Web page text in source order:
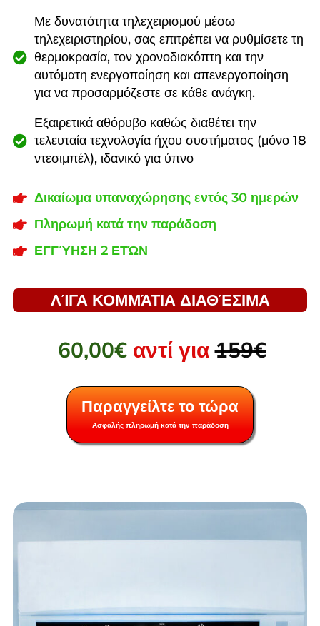
Με δυνατότητα τηλεχειρισμού μέσω
τηλεχειριστηρίου, σας επιτρέπει να ρυθμίσετε τη
θερμοκρασία, τον χρονοδιακόπτη και την
αυτόματη ενεργοποίηση και απενεργοποίηση
για να προσαρμόζεστε σε κάθε ανάγκη.
Εξαιρετικά αθόρυβο καθώς διαθέτει την
τελευταία τεχνολογία ήχου συστήματος (μόνο 18
ντεσιμπέλ), ιδανικό για ύπνο
Δικαίωμα υπαναχώρησης εντός 30 ημερών
Πληρωμή κατά την παράδοση
ΕΓΓΎΗΣΗ 2 ΕΤΏΝ
ΛΊΓΑ ΚΟΜΜΆΤΙΑ ΔΙΑΘΈΣΙΜΑ
60,00€ αντί για159€
Παραγγείλτε το τώρα
Ασφαλής πληρωμή κατά την παράδοση